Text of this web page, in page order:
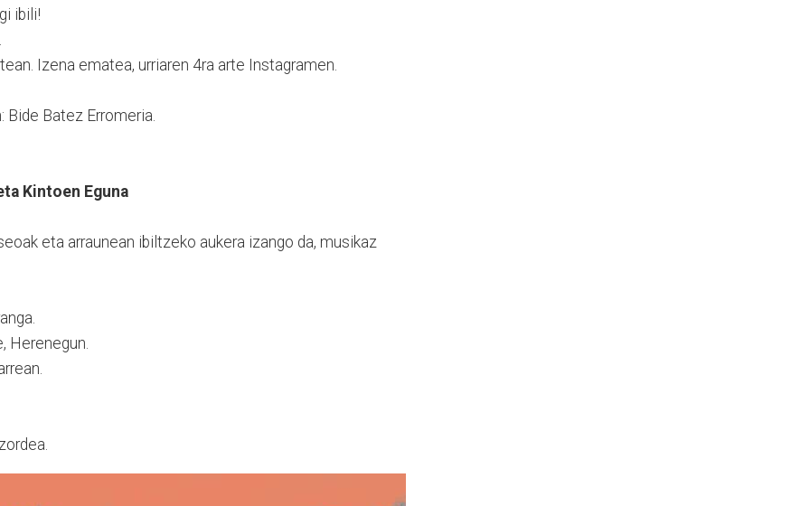
ibili!
Izena ematea, urriaren 4ra arte Instagramen.
Bide Batez Erromeria.
Kintoen Eguna
eta arraunean ibiltzeko aukera izango da, musikaz
Herenegun.